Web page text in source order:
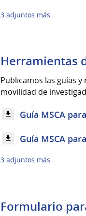
3 adjuntos más
Herramientas
Publicamos las guías
movilidad de
Guía MSCA
Guía MSCA
3 adjuntos más
Formulario